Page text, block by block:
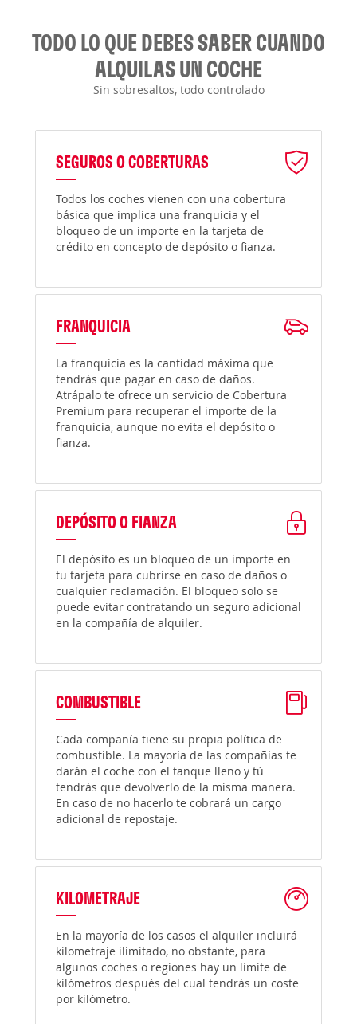
TODO LO QUE DEBES SABER CUANDO
ALQUILAS UN COCHE
Sin sobresaltos, todo controlado
SEGUROS O COBERTURAS
Todos los coches vienen con una cobertura
básica que implica una franquicia y el
bloqueo de un importe en la tarjeta de
crédito en concepto de depósito o fianza.
FRANQUICIA
La franquicia es la cantidad máxima que
tendrás que pagar en caso de daños.
Atrápalo te ofrece un servicio de Cobertura
Premium para recuperar el importe de la
franquicia, aunque no evita el depósito o
fianza.
DEPÓSITO O FIANZA
El depósito es un bloqueo de un importe en
tu tarjeta para cubrirse en caso de daños o
cualquier reclamación. El bloqueo solo se
puede evitar contratando un seguro adicional
en la compañía de alquiler.
COMBUSTIBLE
Cada compañía tiene su propia política de
combustible. La mayoría de las compañías te
darán el coche con el tanque lleno y tú
tendrás que devolverlo de la misma manera.
En caso de no hacerlo te cobrará un cargo
adicional de repostaje.
KILOMETRAJE
En la mayoría de los casos el alquiler incluirá
kilometraje ilimitado, no obstante, para
algunos coches o regiones hay un límite de
kilómetros después del cual tendrás un coste
por kilómetro.